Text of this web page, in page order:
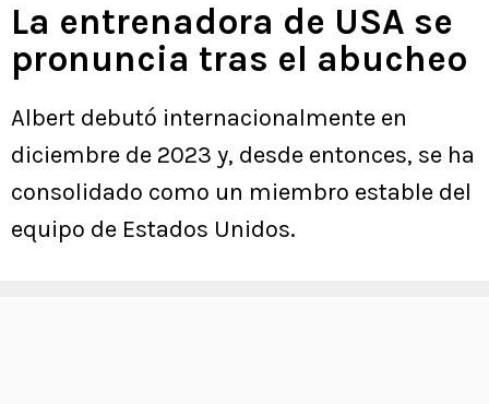
La entrenadora de USA se
pronuncia tras el abucheo
Albert debutó internacionalmente en
diciembre de 2023 y, desde entonces, se ha
consolidado como un miembro estable del
equipo de Estados Unidos.